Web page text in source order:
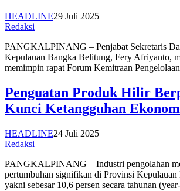
HEADLINE29 Juli 2025
Redaksi
PANGKALPINANG – Penjabat Sekretaris
Kepulauan Bangka Belitung, Fery Afriyanto,
memimpin rapat Forum Kemitraan
Penguatan Produk Hilir
Kunci Ketangguhan
HEADLINE24 Juli 2025
Redaksi
PANGKALPINANG – Industri pengolahan
pertumbuhan signifikan di Provinsi
yakni sebesar 10,6 persen secara tahunan